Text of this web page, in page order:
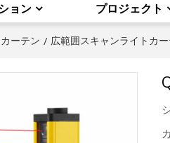
ョン プロジェクト
ーテン / 広範囲スキャンライトカ